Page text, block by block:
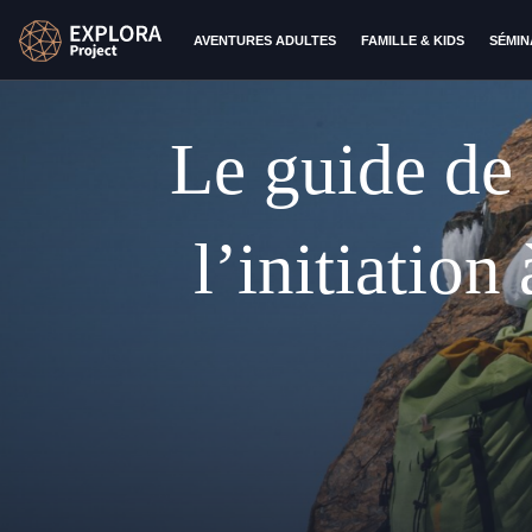
AVENTURES ADULTES FAMILLE & KIDS
Le guide
l’initiation